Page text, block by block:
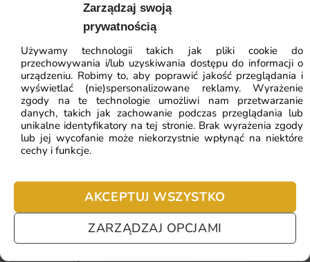
Zarządzaj swoją
prywatnością
Używamy technologii takich jak pliki cookie do
przechowywania i/lub uzyskiwania dostępu do informacji o
urządzeniu. Robimy to, aby poprawić jakość przeglądania i
wyświetlać (nie)spersonalizowane reklamy. Wyrażenie
zgody na te technologie umożliwi nam przetwarzanie
danych, takich jak zachowanie podczas przeglądania lub
unikalne identyfikatory na tej stronie. Brak wyrażenia zgody
lub jej wycofanie może niekorzystnie wpłynąć na niektóre
cechy i funkcje.
AKCEPTUJ WSZYSTKO
ZARZĄDZAJ OPCJAMI
Indywidualne wymiary dopasowane do każdej ściany,
niezależnie od jej rozmiaru
Wyraziste kolory i ostre detale, które zachowują trwałość
przez wiele lat
Szybka realizacja zamówienia i bezpieczna wysyłka
prosto do Twojego domu
Fototapeta Tunel 3D — wzór 2
41.93zł 64.51zł
Najniższa cena z 30 dni: 41.93zł
ZOBACZ WSZYSTKIE
Najczęściej zadawane pytania
Pomagamy i doradzamy przy każdym zakupie. Ale jeżeli
nie chcesz czekać – sprawdź najczęściej zadawane pytania.